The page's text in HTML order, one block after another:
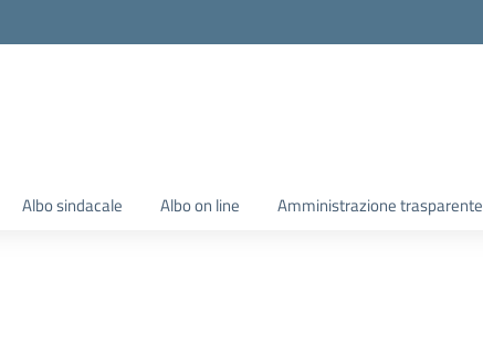
Albo sindacale Albo on line Amministrazione trasparente